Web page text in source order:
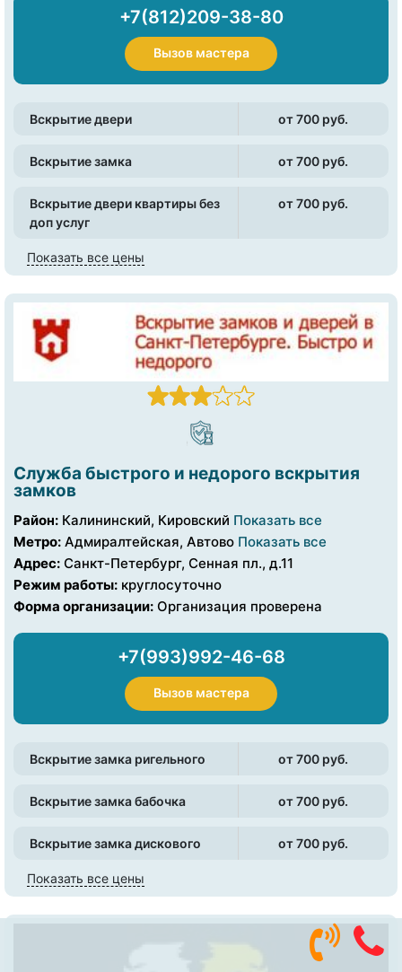
+7(812)209-38-80
Вызов мастера
Вскрытие двери от 700 pуб.
Вскрытие замка от 700 pуб.
Вскрытие двери квартиры без
доп услуг
от 700 pуб.
Показать все цены
Служба быстрого и недорого вскрытия
замков
Район: Калининский, Кировский Показать все
Метро: Адмиралтейская, Автово Показать все
Адрес: Санкт-Петербург, Сенная пл., д.11
Режим работы: круглосуточно
Форма организации: Организация проверена
+7(993)992-46-68
Вызов мастера
Вскрытие замка ригельного от 700 pуб.
Вскрытие замка бабочка от 700 pуб.
Вскрытие замка дискового от 700 pуб.
Показать все цены